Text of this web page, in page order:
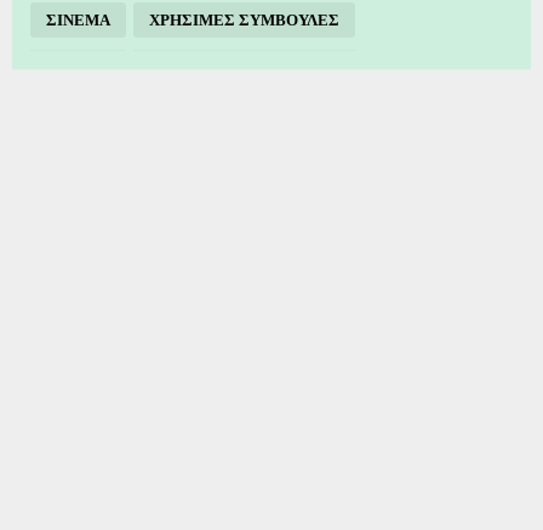
ΣΙΝΕΜΑ ΧΡΗΣΙΜΕΣ ΣΥΜΒΟΥΛΕΣ